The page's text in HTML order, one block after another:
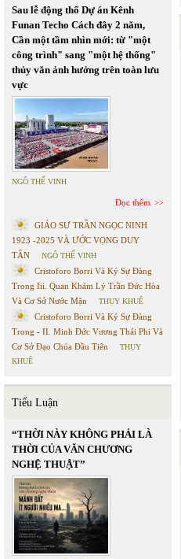
Sau lễ động thổ Dự án Kênh
Funan Techo Cách đây 2 năm,
Cần một tầm nhìn mới: từ "một
công trình" sang "một hệ thống"
thủy văn ảnh hưởng trên toàn lưu
vực
NGÔ THẾ VINH
Đọc thêm
GIÁO SƯ TRẦN NGỌC NINH
1923 -2025 VÀ ƯỚC VỌNG DUY
TÂN
NGÔ THẾ VINH
Cristoforo Borri Và Ký Sự Đàng
Trong Iii. Quan Khám Lý Trần Đức Hòa
Và Cơ Sở Nước Mặn
THỤY KHUÊ
Cristoforo Borri Và Ký Sự Đàng
Trong - II. Minh Đức Vương Thái Phi Và
Cơ Sở Đạo Chúa Đầu Tiên
THỤY
KHUÊ
Tiểu Luận
“THỜI NÀY KHÔNG PHẢI LÀ
THỜI CỦA VĂN CHƯƠNG
NGHỆ THUẬT”